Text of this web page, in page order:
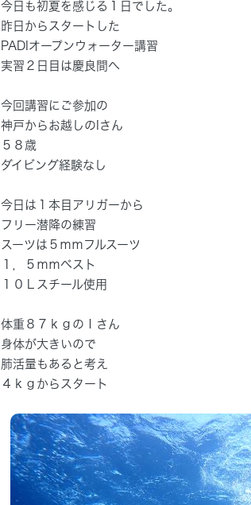
今日も初夏を感じる１日でした。
昨日からスタートした
PADIオープンウォーター講習
実習２日目は慶良間へ
今回講習にご参加の
神戸からお越しのIさん
５８歳
ダイビング経験なし
今日は１本目アリガーから
フリー潜降の練習
スーツは５ｍｍフルスーツ
１，５ｍｍベスト
１０Ｌスチール使用
体重８７ｋｇのＩさん
身体が大きいので
肺活量もあると考え
４ｋｇからスタート